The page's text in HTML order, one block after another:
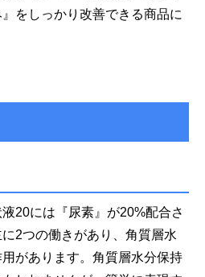
をしっかり改善できる商品に
20には『尿素』が20%配合さ
2つの働きがあり、角質層水
があります。角質層水分保持